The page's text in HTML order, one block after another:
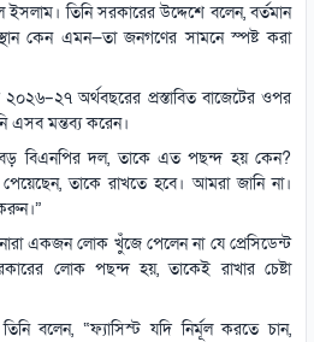
তিনি সরকারের উদ্দেশে বলেন, বর্তমান
কেন এমন—তা জনগণের সামনে স্পষ্ট করা
অর্থবছরের প্রস্তাবিত বাজেটের ওপর
এসব মন্তব্য করেন।
বিএনপির দল, তাকে এত পছন্দ হয় কেন?
তাকে রাখতে হবে। আমরা জানি না।
একজন লোক খুঁজে পেলেন না যে প্রেসিডেন্ট
লোক পছন্দ হয়, তাকেই রাখার চেষ্টা
বলেন, “ফ্যাসিস্ট যদি নির্মূল করতে চান,